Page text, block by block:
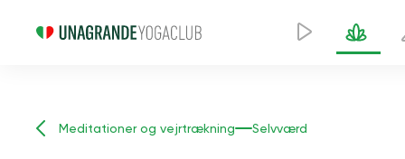
Meditationer og vejrtrækning Selvværd